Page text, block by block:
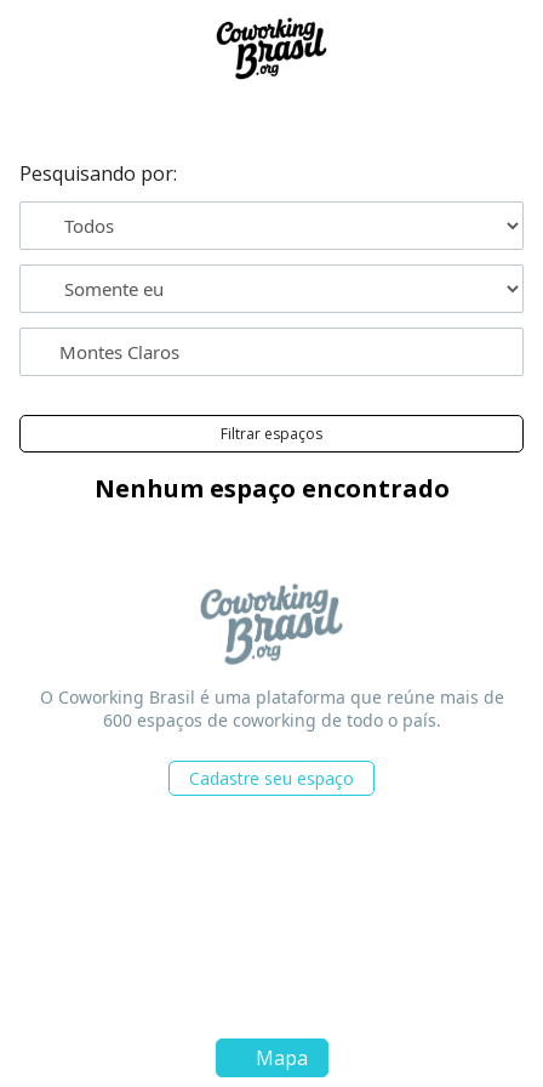
Pesquisando por:
Filtrar espaços
Nenhum espaço encontrado
Mapa
O Coworking Brasil é uma plataforma que reúne mais de
600 espaços de coworking de todo o país.
Cadastre seu espaço